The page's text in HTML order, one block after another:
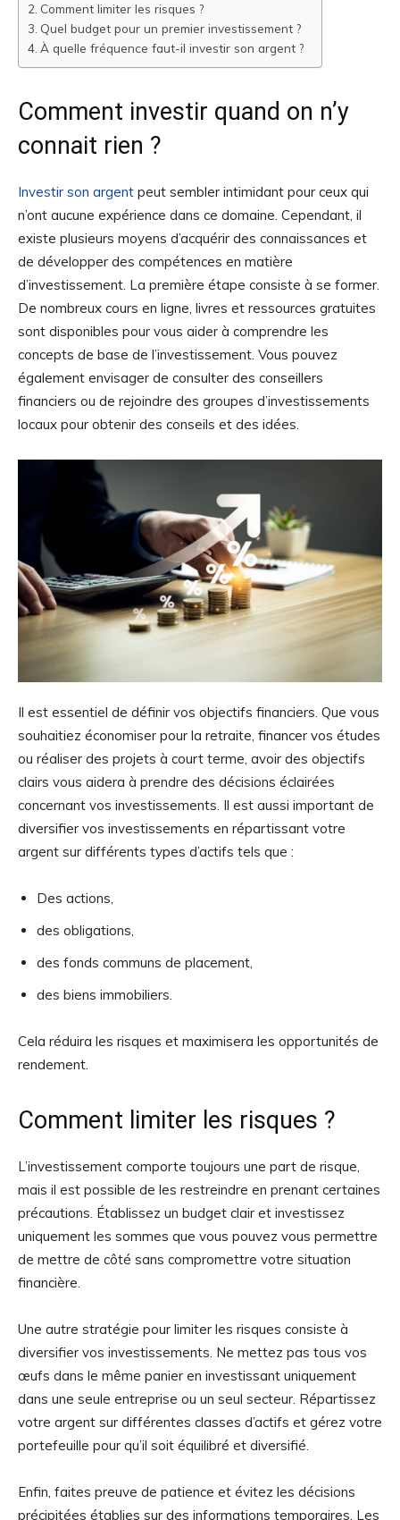
Comment limiter les risques ?
Quel budget pour un premier investissement ?
À quelle fréquence faut-il investir son argent ?
Comment investir quand on n’y
connait rien ?
Investir son argent peut sembler intimidant pour ceux qui
n’ont aucune expérience dans ce domaine. Cependant, il
existe plusieurs moyens d’acquérir des connaissances et
de développer des compétences en matière
d’investissement. La première étape consiste à se former.
De nombreux cours en ligne, livres et ressources gratuites
sont disponibles pour vous aider à comprendre les
concepts de base de l’investissement. Vous pouvez
également envisager de consulter des conseillers
financiers ou de rejoindre des groupes d’investissements
locaux pour obtenir des conseils et des idées.
Il est essentiel de définir vos objectifs financiers. Que vous
souhaitiez économiser pour la retraite, financer vos études
ou réaliser des projets à court terme, avoir des objectifs
clairs vous aidera à prendre des décisions éclairées
concernant vos investissements. Il est aussi important de
diversifier vos investissements en répartissant votre
argent sur différents types d’actifs tels que :
Des actions,
des obligations,
des fonds communs de placement,
des biens immobiliers.
Cela réduira les risques et maximisera les opportunités de
rendement.
Comment limiter les risques ?
L’investissement comporte toujours une part de risque,
mais il est possible de les restreindre en prenant certaines
précautions. Établissez un budget clair et investissez
uniquement les sommes que vous pouvez vous permettre
de mettre de côté sans compromettre votre situation
financière.
Une autre stratégie pour limiter les risques consiste à
diversifier vos investissements. Ne mettez pas tous vos
œufs dans le même panier en investissant uniquement
dans une seule entreprise ou un seul secteur. Répartissez
votre argent sur différentes classes d’actifs et gérez votre
portefeuille pour qu’il soit équilibré et diversifié.
Enfin, faites preuve de patience et évitez les décisions
précipitées établies sur des informations temporaires. Les